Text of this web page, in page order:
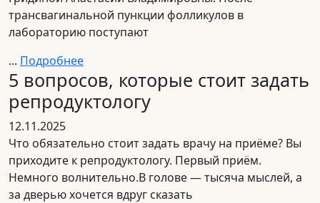
трансвагинальной пункции фолликулов в
лабораторию поступают
... Подробнее
5 вопросов, которые стоит задать
репродуктологу
12.11.2025
Что обязательно стоит задать врачу на приёме? Вы
приходите к репродуктологу. Первый приём.
Немного волнительно.В голове — тысяча мыслей, а
за дверью хочется вдруг сказать